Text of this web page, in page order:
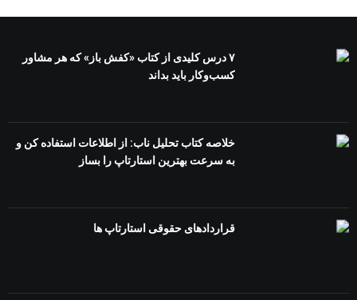
۷ درس کلیدی از کتاب «کفش باز» که هر مشاور
کسب‌وکار باید بداند
خلاصه کتاب تحلیل ناب: از اطلاعات استفاده کن و
به سرعت بهترین استارتاپ را بساز
قراردادهای حقوقی استارتاپ ها